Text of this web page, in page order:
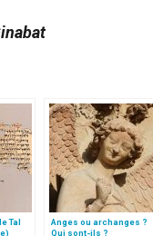
Tal
Anges ou archanges ?
Qui sont-ils ?